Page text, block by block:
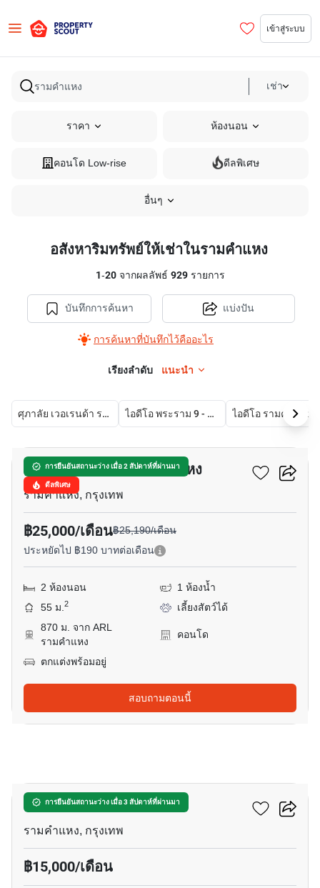
เข้าสู่ระบบ
เช่า
ราคา ห้องนอน
คอนโด Low-rise ดีลพิเศษ
อื่นๆ
อสังหาริมทรัพย์ให้เช่าในรามคำแหง
1-20จากผลลัพธ์ 929รายการ
บันทึกการค้นหา
การค้นหาที่บันทึกไว้คืออะไร
แบ่งปัน
เรียงลำดับ แนะนำ
ศุภาลัย เวอเรนด้า รามคำแหง ไอดีโอ พระราม 9 - ตัดใหม่
การยืนยันสถานะว่าง เมื่อ 2 สัปดาห์ที่ผ่านมา
ดีลพิเศษ
เมทริส พระราม 9-รามคำแหง
รามคำแหง, กรุงเทพ
฿25,000/เดือน฿25,190/เดือน
ประหยัดไป ฿190 บาทต่อเดือน
2 ห้องนอน
1 ห้องน้ำ
55 ม.2
เลี้ยงสัตว์ได้
870 ม. จาก ARL
รามคำแหง
คอนโด
ตกแต่งพร้อมอยู่
สอบถามตอนนี้
การยืนยันสถานะว่าง เมื่อ 3 สัปดาห์ที่ผ่านมา
นิช โมโน รามคําแหง
รามคำแหง, กรุงเทพ
฿15,000/เดือน